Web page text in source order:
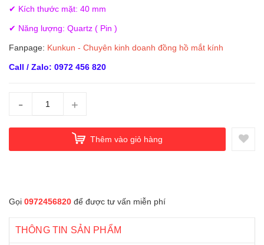
✔ Kích thước mặt: 40 mm
✔ Năng lượng: Quartz ( Pin )
Fanpage: Kunkun - Chuyên kinh doanh đồng hồ mắt kính
Call / Zalo: 0972 456 820
- +
Thêm vào giỏ hàng
Gọi 0972456820 để được tư vấn miễn phí
THÔNG TIN SẢN PHẨM